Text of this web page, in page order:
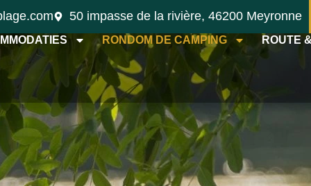
50 impasse de la rivière, 46200 Meyronne
RONDOM DE CAMPING ROUTE